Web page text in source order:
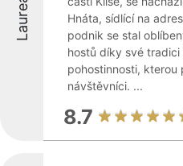
Laureáti
Hnáta, sídlící na
podnik se stal
hostů díky své
pohostinnosti, kterou
návštěvníci. ...
8.7